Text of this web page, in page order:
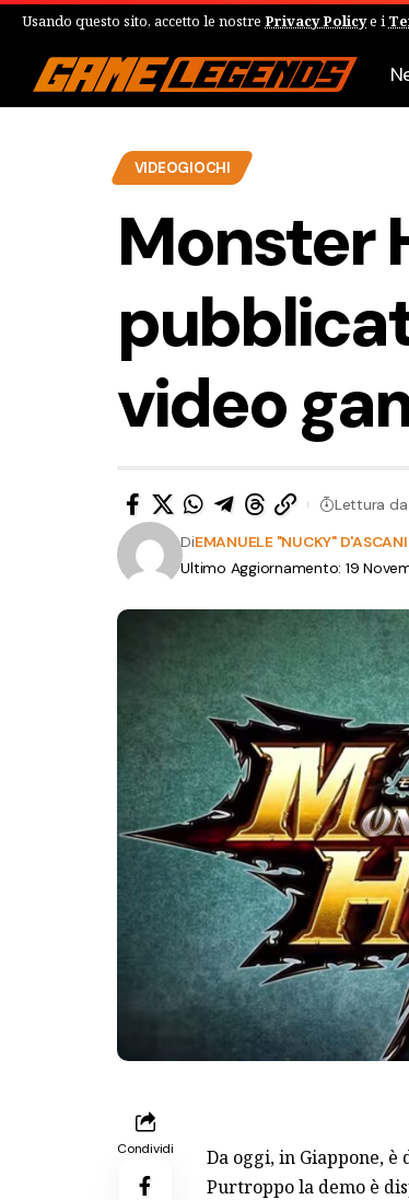
Usando questo sito, accetto le nostre Privacy Policye i
VIDEOGIOCHI
Monster
video
Ultimo Aggiornamento: 19
DiEMANUELE "NUCKY"
Lettura
Condividi Da oggi, in Giappone,
Purtroppo la demo è